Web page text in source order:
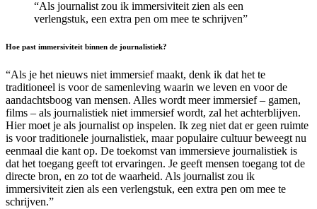
“Als journalist zou ik immersiviteit zien als een
verlengstuk, een extra pen om mee te schrijven”
Hoe past immersiviteit binnen de journalistiek?
“Als je het nieuws niet immersief maakt, denk ik dat het te
traditioneel is voor de samenleving waarin we leven en voor de
aandachtsboog van mensen. Alles wordt meer immersief – gamen,
films – als journalistiek niet immersief wordt, zal het achterblijven.
Hier moet je als journalist op inspelen. Ik zeg niet dat er geen ruimte
is voor traditionele journalistiek, maar populaire cultuur beweegt nu
eenmaal die kant op. De toekomst van immersieve journalistiek is
dat het toegang geeft tot ervaringen. Je geeft mensen toegang tot de
directe bron, en zo tot de waarheid. Als journalist zou ik
immersiviteit zien als een verlengstuk, een extra pen om mee te
schrijven.”